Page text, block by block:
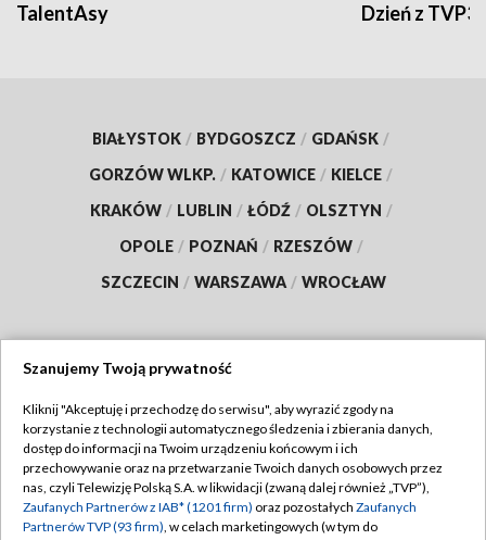
TalentAsy Dzień z TVP3
BIAŁYSTOK / BYDGOSZCZ / GDAŃSK /
GORZÓW WLKP. / KATOWICE / KIELCE /
KRAKÓW / LUBLIN / ŁÓDŹ / OLSZTYN /
OPOLE / POZNAŃ / RZESZÓW /
SZCZECIN / WARSZAWA / WROCŁAW
TVP
Abonament TVP
Emisja w TVP
Regulamin TVP
Polityka prywatności
Szanujemy Twoją prywatność
Kliknij "Akceptuję i przechodzę do serwisu", aby wyrazić zgody na
korzystanie z technologii automatycznego śledzenia i zbierania danych,
dostęp do informacji na Twoim urządzeniu końcowym i ich
przechowywanie oraz na przetwarzanie Twoich danych osobowych przez
nas, czyli Telewizję Polską S.A. w likwidacji (zwaną dalej również „TVP”),
Zaufanych Partnerów z IAB* (1201 firm) oraz pozostałych Zaufanych
Partnerów TVP (93 firm), w celach marketingowych (w tym do